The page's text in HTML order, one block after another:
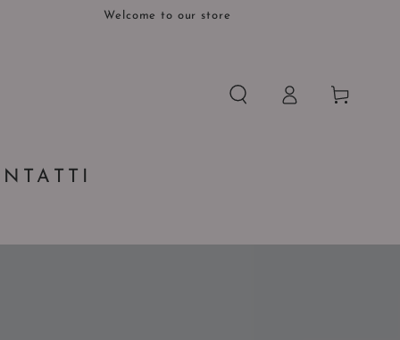
Welcome to our store
Accesso Carello